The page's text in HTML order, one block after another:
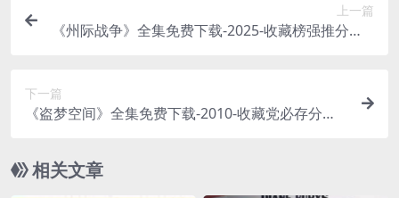
上一篇
《州际战争》全集免费下载-2025-收藏榜强推分享 –
下一篇
《盗梦空间》全集免费下载-2010-收藏党必存分享 –
相关文章